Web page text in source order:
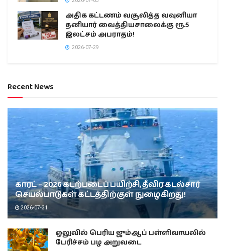
அதிக கட்டணம் வசூலித்த வவுனியா
தனியார் வைத்தியசாலைக்கு ரூ.5
இலட்சம் அபராதம்!
2026-07-29
Recent News
காரட் – 2026 கடற்படைப் பயிற்சி, தீவிர கடல்சார்
செயல்பாடுகள் கட்டத்திற்குள் நுழைகிறது!
2026-07-31
ஒலுவில் பெரிய ஜும்ஆப் பள்ளிவாயலில்
பேரிச்சம் பழ அறுவடை